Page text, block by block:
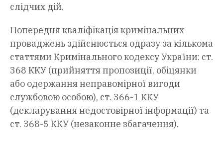
слідчих дій.
Попередня кваліфікація кримінальних
проваджень здійснюється одразу за кількома
статтями Кримінального кодексу України: ст.
368 ККУ (прийняття пропозиції, обіцянки
або одержання неправомірної вигоди
службовою особою), ст. 366-1 ККУ
(декларування недостовірної інформації) та
ст. 368-5 ККУ (незаконне збагачення).